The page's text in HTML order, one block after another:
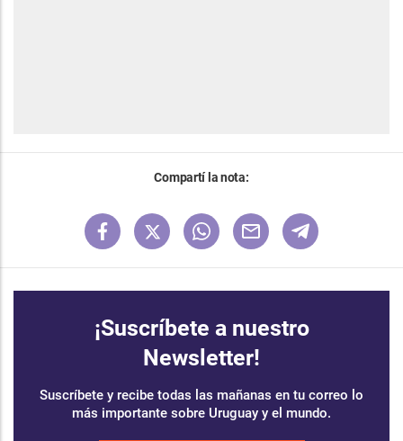
Compartí la nota:
¡Suscríbete a nuestro
Newsletter!
Suscríbete y recibe todas las mañanas en tu correo lo
más importante sobre Uruguay y el mundo.